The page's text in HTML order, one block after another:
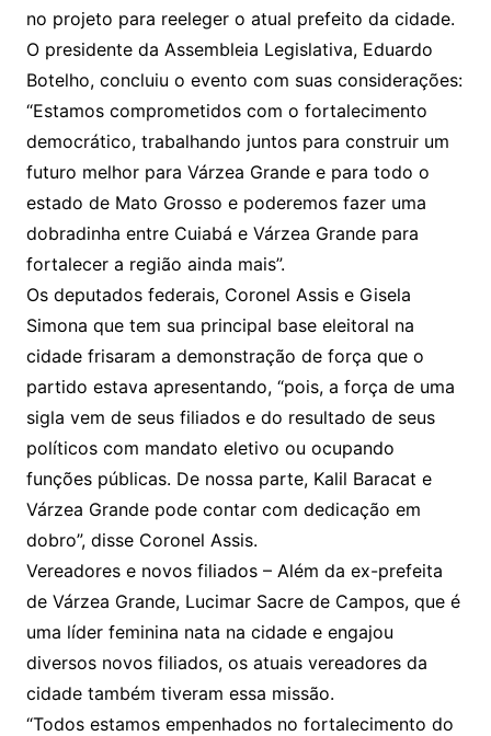
no projeto para reeleger o atual prefeito da cidade.
O presidente da Assembleia Legislativa, Eduardo
Botelho, concluiu o evento com suas considerações:
“Estamos comprometidos com o fortalecimento
democrático, trabalhando juntos para construir um
futuro melhor para Várzea Grande e para todo o
estado de Mato Grosso e poderemos fazer uma
dobradinha entre Cuiabá e Várzea Grande para
fortalecer a região ainda mais”.
Os deputados federais, Coronel Assis e Gisela
Simona que tem sua principal base eleitoral na
cidade frisaram a demonstração de força que o
partido estava apresentando, “pois, a força de uma
sigla vem de seus filiados e do resultado de seus
políticos com mandato eletivo ou ocupando
funções públicas. De nossa parte, Kalil Baracat e
Várzea Grande pode contar com dedicação em
dobro”, disse Coronel Assis.
Vereadores e novos filiados – Além da ex-prefeita
de Várzea Grande, Lucimar Sacre de Campos, que é
uma líder feminina nata na cidade e engajou
diversos novos filiados, os atuais vereadores da
cidade também tiveram essa missão.
“Todos estamos empenhados no fortalecimento do